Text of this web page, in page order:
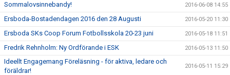
Sommalovsinnebandy! 2016-06-08 14:55
Ersboda-Bostadendagen 2016 den 28 Augusti 2016-05-20 11:30
Ersboda SKs Coop Forum Fotbollsskola 20-23 juni 2016-05-18 11:51
Fredrik Rehnholm: Ny Ordförande i ESK 2016-05-13 11:50
Ideellt Engagemang Föreläsning - för aktiva, ledare och
föräldrar!
2016-05-11 15:29